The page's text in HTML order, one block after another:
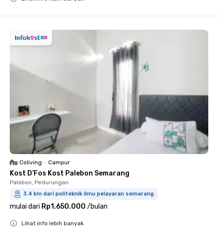
Coliving • Campur
Kost D’Fos Kost Palebon Semarang
Palebon, Pedurungan
3.4 km dari politeknik ilmu pelayaran semarang
mulai dari Rp1.650.000 /bulan
Lihat info lebih banyak